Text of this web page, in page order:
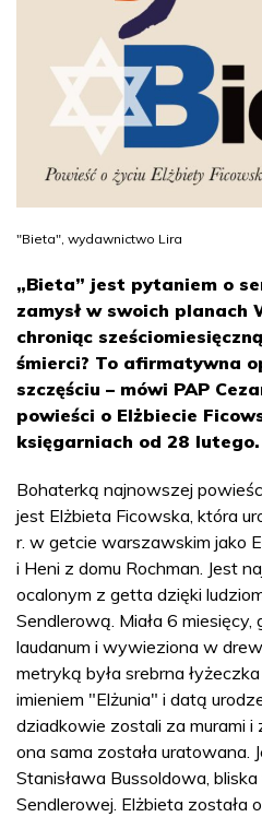
"Bieta", wydawnictwo Lira
„Bieta” jest pytaniem o
zamysł w swoich planach
chroniąc
śmierci? To afirmatywna
szczęściu – mówi PAP
powieści o Elżbiecie
księgarniach od 28 lutego.
Bohaterką najnowszej
jest Elżbieta Ficowska, która
r. w getcie warszawskim jako
i Heni z domu Rochman. Jest
ocalonym z getta dzięki
Sendlerową. Miała 6 miesięcy,
laudanum i wywieziona w
metryką była srebrna
imieniem "Elżunia" i datą
dziadkowie zostali za murami i
ona sama została uratowana.
Stanisława Bussoldowa,
Sendlerowej. Elżbieta została